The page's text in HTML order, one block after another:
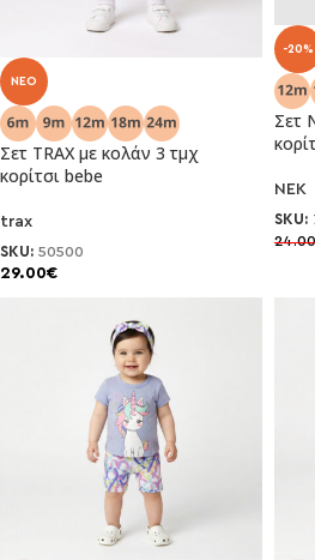
NEO
Σετ TRAX με κολάν 3 τμχ
κορίτσι bebe
trax
SKU: 50500
29.00€
-20%
Σετ
NEK
SKU:
24.00